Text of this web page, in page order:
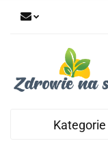
Kategorie